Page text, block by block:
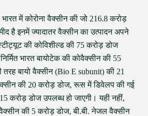
में कोरोना वैक्सीन की जो 216.8 करोड़
है इनमें ज्यादातर वैक्सीन का उत्पादन अपने
की कोविशील्ड की 75 करोड़ डोज
भारत बायोटेक की कोवैक्सीन की 55
बायो वैक्सीन (Bio E subunit) की 21
की 20 करोड़ डोज, रूस में डिवेलप की गई
करोड़ डोज उपलब्ध हो जाएगी। यही नहीं,
की 5 करोड़ डोज, बी.बी. नेजल वैक्सीन